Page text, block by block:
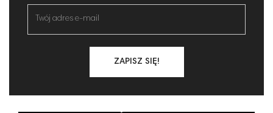
ZAPISZ SIĘ!